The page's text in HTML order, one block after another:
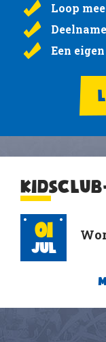
Loop
Een
01
Jul